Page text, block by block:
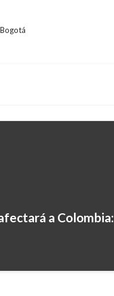
a Colombia:
mayor crecimiento